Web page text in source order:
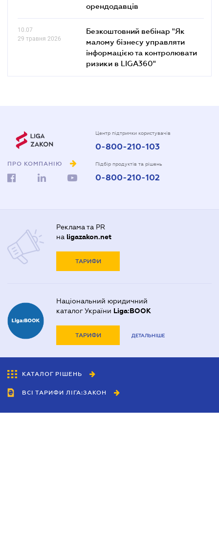
орендодавців
10.07
29 травня 2026
Безкоштовний вебінар "Як
малому бізнесу управляти
інформацією та контролювати
ризики в LIGA360"
ПРО КОМПАНІЮ
Центр підтримки користувачів
0-800-210-103
Підбір продуктів та рішень
0-800-210-102
Реклама та PR
на ligazakon.net
ТАРИФИ
Національний юридичний
каталог України Liga:BOOK
ТАРИФИ ДЕТАЛЬНІШЕ
КАТАЛОГ РІШЕНЬ
ВСІ ТАРИФИ ЛІГА:ЗАКОН